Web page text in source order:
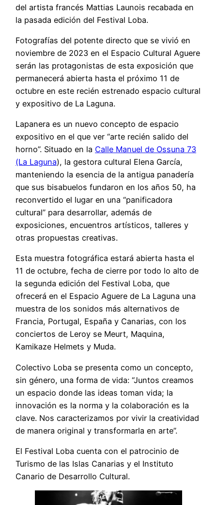
del artista francés Mattias Launois recabada en
la pasada edición del Festival Loba.
Fotografías del potente directo que se vivió en
noviembre de 2023 en el Espacio Cultural Aguere
serán las protagonistas de esta exposición que
permanecerá abierta hasta el próximo 11 de
octubre en este recién estrenado espacio cultural
y expositivo de La Laguna.
Lapanera es un nuevo concepto de espacio
expositivo en el que ver “arte recién salido del
horno”. Situado en la Calle Manuel de Ossuna 73
(La Laguna), la gestora cultural Elena García,
manteniendo la esencia de la antigua panadería
que sus bisabuelos fundaron en los años 50, ha
reconvertido el lugar en una “panificadora
cultural” para desarrollar, además de
exposiciones, encuentros artísticos, talleres y
otras propuestas creativas.
Esta muestra fotográfica estará abierta hasta el
11 de octubre, fecha de cierre por todo lo alto de
la segunda edición del Festival Loba, que
ofrecerá en el Espacio Aguere de La Laguna una
muestra de los sonidos más alternativos de
Francia, Portugal, España y Canarias, con los
conciertos de Leroy se Meurt, Maquina,
Kamikaze Helmets y Muda.
Colectivo Loba se presenta como un concepto,
sin género, una forma de vida: “Juntos creamos
un espacio donde las ideas toman vida; la
innovación es la norma y la colaboración es la
clave. Nos caracterizamos por vivir la creatividad
de manera original y transformarla en arte”.
El Festival Loba cuenta con el patrocinio de
Turismo de las Islas Canarias y el Instituto
Canario de Desarrollo Cultural.